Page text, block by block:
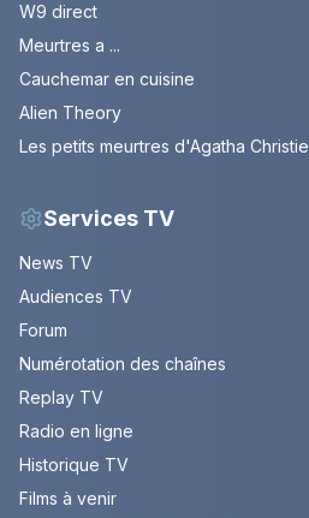
W9 direct
Meurtres a ...
Cauchemar en cuisine
Alien Theory
Les petits meurtres d'Agatha Christie
Services TV
News TV
Audiences TV
Forum
Numérotation des chaînes
Replay TV
Radio en ligne
Historique TV
Films à venir